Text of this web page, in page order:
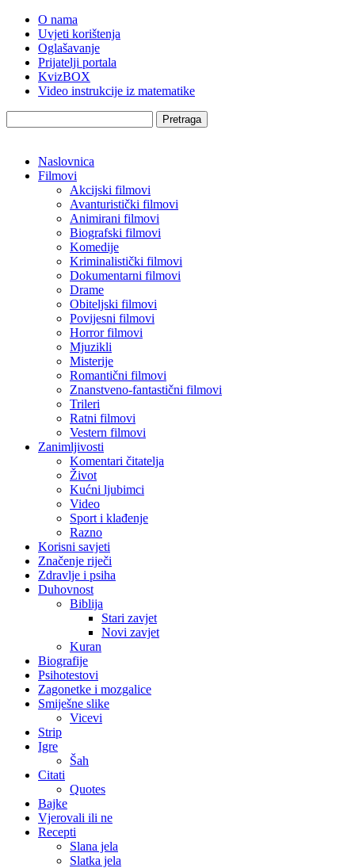
O nama
Uvjeti korištenja
Oglašavanje
Prijatelji portala
KvizBOX
Video instrukcije iz matematike
Pretraga
Naslovnica
Filmovi
Akcijski filmovi
Avanturistički filmovi
Animirani filmovi
Biografski filmovi
Komedije
Kriminalistički filmovi
Dokumentarni filmovi
Drame
Obiteljski filmovi
Povijesni filmovi
Horror filmovi
Mjuzikli
Misterije
Romantični filmovi
Znanstveno-fantastični filmovi
Trileri
Ratni filmovi
Vestern filmovi
Zanimljivosti
Komentari čitatelja
Život
Kućni ljubimci
Video
Sport i klađenje
Razno
Korisni savjeti
Značenje riječi
Zdravlje i psiha
Duhovnost
Biblija
Stari zavjet
Novi zavjet
Kuran
Biografije
Psihotestovi
Zagonetke i mozgalice
Smiješne slike
Vicevi
Strip
Igre
Šah
Citati
Quotes
Bajke
Vjerovali ili ne
Recepti
Slana jela
Slatka jela